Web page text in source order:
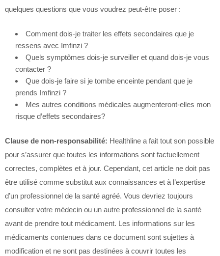
quelques questions que vous voudrez peut-être poser :
Comment dois-je traiter les effets secondaires que je
ressens avec Imfinzi ?
Quels symptômes dois-je surveiller et quand dois-je vous
contacter ?
Que dois-je faire si je tombe enceinte pendant que je
prends Imfinzi ?
Mes autres conditions médicales augmenteront-elles mon
risque d’effets secondaires?
Clause de non-responsabilité: Healthline a fait tout son possible
pour s’assurer que toutes les informations sont factuellement
correctes, complètes et à jour. Cependant, cet article ne doit pas
être utilisé comme substitut aux connaissances et à l’expertise
d’un professionnel de la santé agréé. Vous devriez toujours
consulter votre médecin ou un autre professionnel de la santé
avant de prendre tout médicament. Les informations sur les
médicaments contenues dans ce document sont sujettes à
modification et ne sont pas destinées à couvrir toutes les